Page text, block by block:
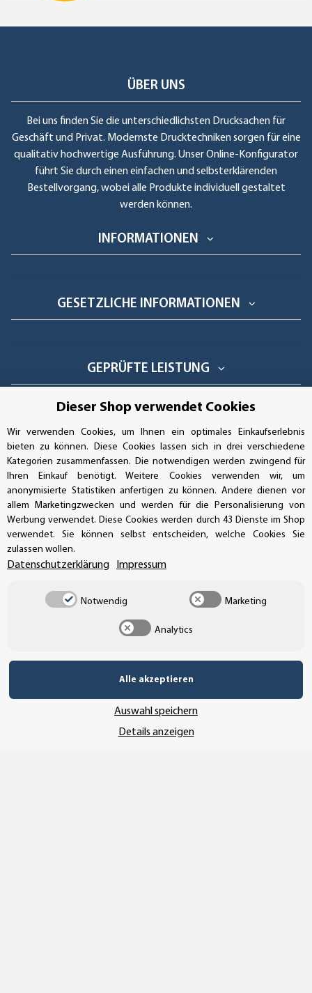
ÜBER UNS
Bei uns finden Sie die unterschiedlichsten Drucksachen für
Geschäft und Privat. Modernste Drucktechniken sorgen für eine
qualitativ hochwertige Ausführung. Unser Online-Konfigurator
führt Sie durch einen einfachen und selbsterklärenden
Bestellvorgang, wobei alle Produkte individuell gestaltet
werden können.
INFORMATIONEN
GESETZLICHE INFORMATIONEN
GEPRÜFTE LEISTUNG
AUFKLEBERDEALER STORE
Handwerkerring 1, D-39326 Wolmirstedt
Bestellungen/Support: +49 (0)39-201-28-98-10
Buchhaltung: +49 (0)39-201-28-98-17
info@aufkleberdealer.de
UNSER AFFILIATE-PROGRAMM
UNSERE ZAHLUNGSARTEN*
SSL-Verschlüsselung
Dieser Shop verwendet Cookies
Wir verwenden Cookies, um Ihnen ein optimales Einkaufserlebnis
bieten zu können. Diese Cookies lassen sich in drei verschiedene
Kategorien zusammenfassen. Die notwendigen werden zwingend für
Ihren Einkauf benötigt. Weitere Cookies verwenden wir, um
anonymisierte Statistiken anfertigen zu können. Andere dienen vor
allem Marketingzwecken und werden für die Personalisierung von
Werbung verwendet. Diese Cookies werden durch 43 Dienste im Shop
verwendet. Sie können selbst entscheiden, welche Cookies Sie
zulassen wollen.
Datenschutzerklärung Impressum
Notwendig Marketing
Analytics
Alle akzeptieren
Auswahl speichern
Details anzeigen